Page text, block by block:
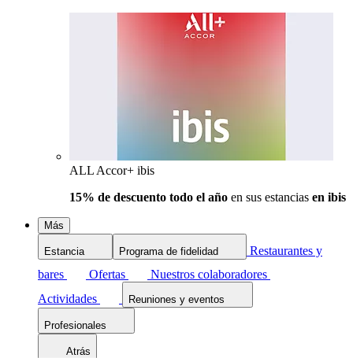
ALL Accor+ ibis
15% de descuento todo el año en sus estancias en ibis
Más
Estancia Programa de fidelidad
Restaurantes y
bares
Ofertas
Nuestros colaboradores
Actividades
Reuniones y eventos
Profesionales
Atrás